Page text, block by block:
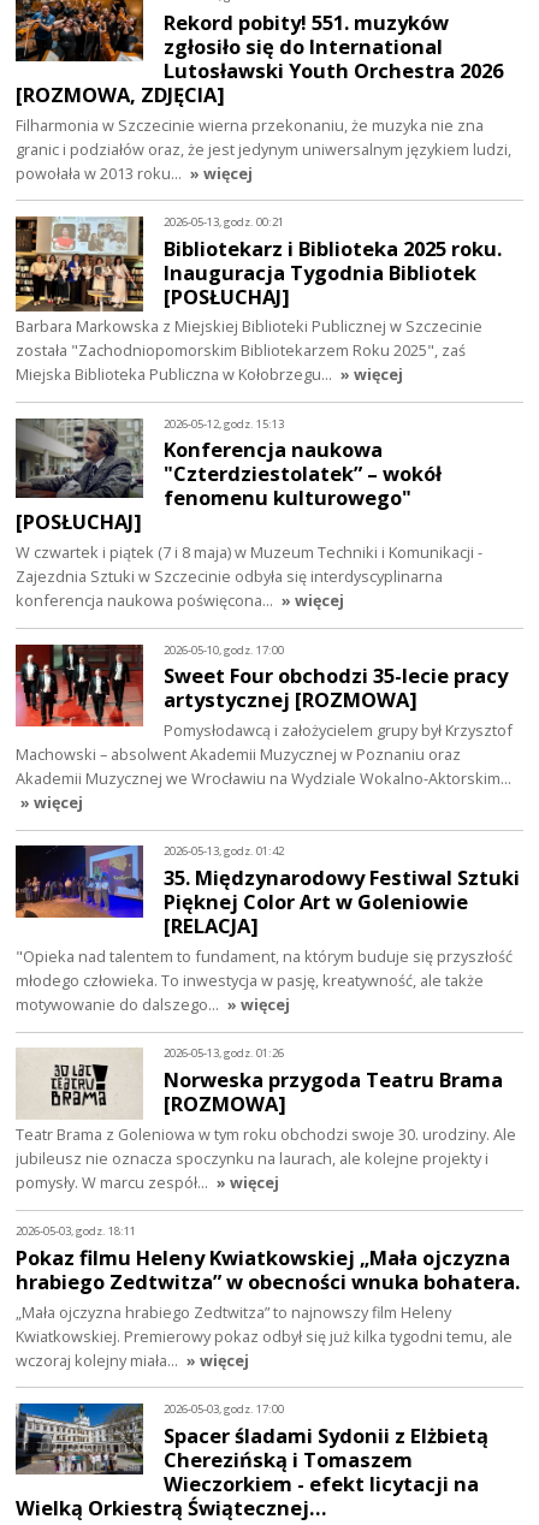
Rekord pobity! 551. muzyków
zgłosiło się do International
Lutosławski Youth Orchestra 2026
[ROZMOWA, ZDJĘCIA]
Filharmonia w Szczecinie wierna przekonaniu, że muzyka nie zna
granic i podziałów oraz, że jest jedynym uniwersalnym językiem ludzi,
powołała w 2013 roku… » więcej
2026-05-13, godz. 00:21
Bibliotekarz i Biblioteka 2025 roku.
Inauguracja Tygodnia Bibliotek
[POSŁUCHAJ]
Barbara Markowska z Miejskiej Biblioteki Publicznej w Szczecinie
została "Zachodniopomorskim Bibliotekarzem Roku 2025", zaś
Miejska Biblioteka Publiczna w Kołobrzegu… » więcej
2026-05-12, godz. 15:13
Konferencja naukowa
"Czterdziestolatek” – wokół
fenomenu kulturowego"
[POSŁUCHAJ]
W czwartek i piątek (7 i 8 maja) w Muzeum Techniki i Komunikacji -
Zajezdnia Sztuki w Szczecinie odbyła się interdyscyplinarna
konferencja naukowa poświęcona… » więcej
2026-05-10, godz. 17:00
Sweet Four obchodzi 35-lecie pracy
artystycznej [ROZMOWA]
Pomysłodawcą i założycielem grupy był Krzysztof
Machowski – absolwent Akademii Muzycznej w Poznaniu oraz
Akademii Muzycznej we Wrocławiu na Wydziale Wokalno-Aktorskim…
» więcej
2026-05-13, godz. 01:42
35. Międzynarodowy Festiwal Sztuki
Pięknej Color Art w Goleniowie
[RELACJA]
"Opieka nad talentem to fundament, na którym buduje się przyszłość
młodego człowieka. To inwestycja w pasję, kreatywność, ale także
motywowanie do dalszego… » więcej
2026-05-13, godz. 01:26
Norweska przygoda Teatru Brama
[ROZMOWA]
Teatr Brama z Goleniowa w tym roku obchodzi swoje 30. urodziny. Ale
jubileusz nie oznacza spoczynku na laurach, ale kolejne projekty i
pomysły. W marcu zespół… » więcej
2026-05-03, godz. 18:11
Pokaz filmu Heleny Kwiatkowskiej „Mała ojczyzna
hrabiego Zedtwitza” w obecności wnuka bohatera.
„Mała ojczyzna hrabiego Zedtwitza” to najnowszy film Heleny
Kwiatkowskiej. Premierowy pokaz odbył się już kilka tygodni temu, ale
wczoraj kolejny miała… » więcej
2026-05-03, godz. 17:00
Spacer śladami Sydonii z Elżbietą
Cherezińską i Tomaszem
Wieczorkiem - efekt licytacji na
Wielką Orkiestrą Świątecznej…